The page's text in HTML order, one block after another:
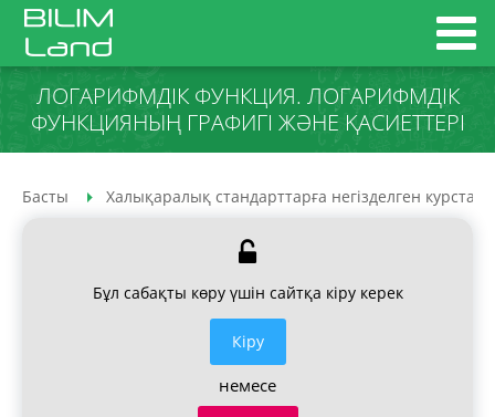
ЛОГАРИФМДІК ФУНКЦИЯ. ЛОГАРИФМДІК
ФУНКЦИЯНЫҢ ГРАФИГІ ЖӘНЕ ҚАСИЕТТЕРІ
Басты Халықаралық стандарттарға негізделген курстар
Бұл сабақты көру үшін сайтқа кіру керек
Кiру
немесе